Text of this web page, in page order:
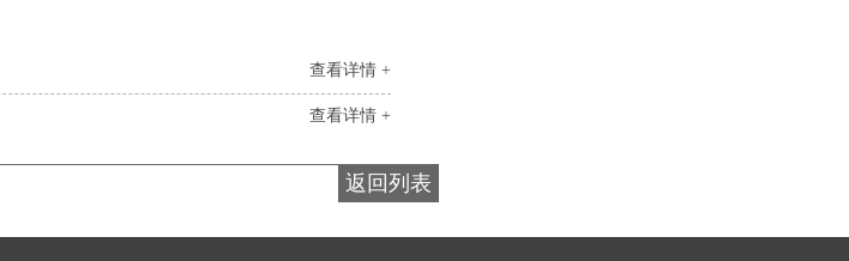
查看详情 +
查看详情 +
返回列表